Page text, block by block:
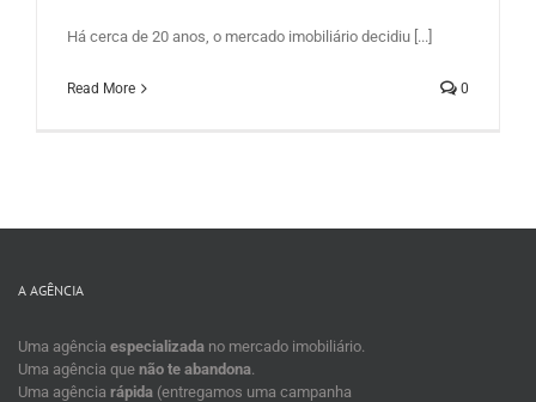
Há cerca de 20 anos, o mercado imobiliário decidiu [...]
Read More 0
A AGÊNCIA
Uma agência especializada no mercado imobiliário.
Uma agência que não te abandona.
Uma agência rápida (entregamos uma campanha